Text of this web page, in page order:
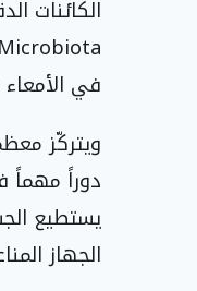
في الأمعاء
ويتركّز
دوراً
يستطيع
الجهاز